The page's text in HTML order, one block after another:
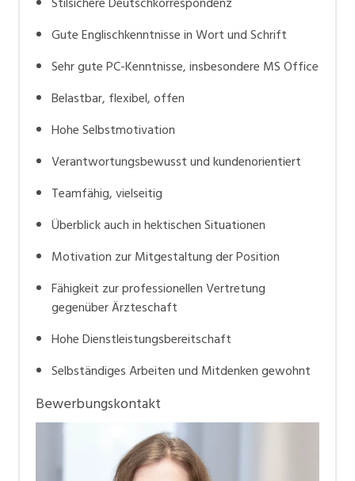
Gute Englischkenntnisse in Wort und Schrift
Sehr gute PC-Kenntnisse, insbesondere MS Office
Belastbar, flexibel, offen
Hohe Selbstmotivation
Verantwortungsbewusst und kundenorientiert
Teamfähig, vielseitig
Überblick auch in hektischen Situationen
Motivation zur Mitgestaltung der Position
Fähigkeit zur professionellen Vertretung
gegenüber Ärzteschaft
Hohe Dienstleistungsbereitschaft
Selbständiges Arbeiten und Mitdenken gewohnt
Bewerbungskontakt